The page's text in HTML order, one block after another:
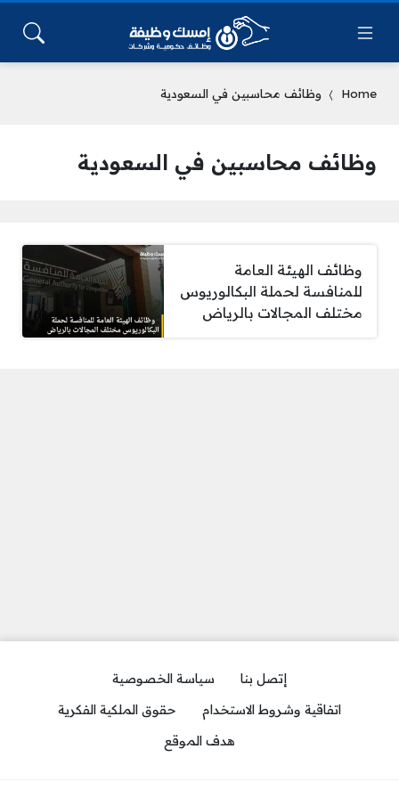
Home وظائف محاسبين في السعودية
وظائف محاسبين في السعودية
وظائف الهيئة العامة
للمنافسة لحملة البكالوريوس
مختلف المجالات بالرياض
إتصل بنا
سياسة الخصوصية
اتفاقية وشروط الاستخدام
حقوق الملكية الفكرية
هدف الموقع